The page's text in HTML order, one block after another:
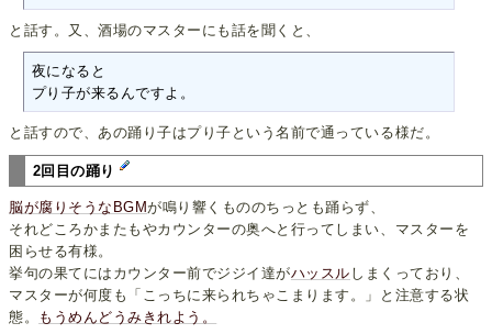
と話す。又、酒場のマスターにも話を聞くと、
夜になると
プり子が来るんですよ。
と話すので、あの踊り子はプり子という名前で通っている様だ。
2回目の踊り
脳が腐りそうなBGMが鳴り響くもののちっとも踊らず、
それどころかまたもやカウンターの奥へと行ってしまい、マスターを
困らせる有様。
挙句の果てにはカウンター前でジジイ達がハッスル しまくっており、
マスターが何度も「こっちに来られちゃこまります。」と注意する状
態。
もうめんどうみきれよう。